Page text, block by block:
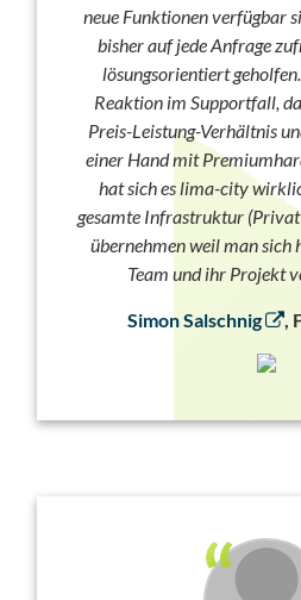
neue Funktionen verfügbar sind. Der
bisher auf jede Anfrage
lösungsorientiert geholfen. Durch die rasche
Reaktion im Supportfall,
Preis-Leistung-Verhältnis
einer Hand mit
hat sich es lima-city
gesamte Infrastruktur
übernehmen weil man sich
Team und ihr Projekt
Simon Salschnig ,